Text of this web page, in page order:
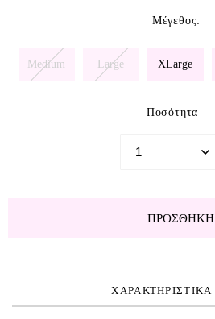
Μέγεθος:
Medium Large XLarge
Ποσότητα
ΠΡΟΣΘΉΚΗ
ΧΑΡΑΚΤΗΡΙΣΤΙΚΑ